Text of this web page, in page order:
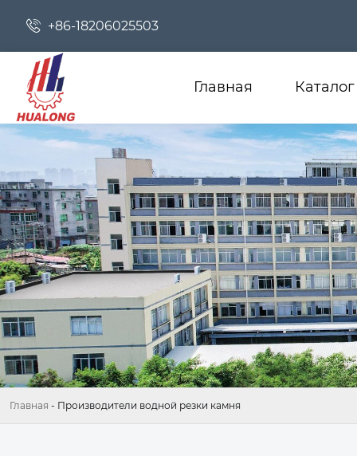
 +86-18206025503
Главная Каталог
Главная - Производители водной резки камня